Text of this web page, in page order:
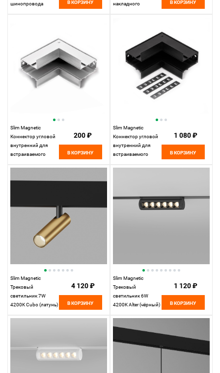
шинопровода
В КОРЗИНУ
накладного
В КОРЗИНУ
Slim Magnetic
Коннектор угловой
внутренний для
встраиваемого
Elektrostandard
200 ₽
В КОРЗИНУ
Slim Magnetic
Коннектор угловой
внутренний для
встраиваемого
1 080 ₽
В КОРЗИНУ
Slim Magnetic
Трековый
светильник 7W
4200K Cubo (латунь)
4 120 ₽
В КОРЗИНУ
Slim Magnetic
Трековый
светильник 6W
4200K Alter (чёрный)
1 120 ₽
В КОРЗИНУ